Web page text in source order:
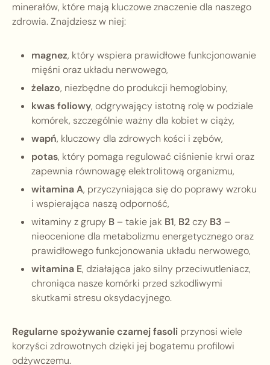
minerałów, które mają kluczowe znaczenie dla naszego
zdrowia. Znajdziesz w niej:
magnez, który wspiera prawidłowe funkcjonowanie
mięśni oraz układu nerwowego,
żelazo, niezbędne do produkcji hemoglobiny,
kwas foliowy, odgrywający istotną rolę w podziale
komórek, szczególnie ważny dla kobiet w ciąży,
wapń, kluczowy dla zdrowych kości i zębów,
potas, który pomaga regulować ciśnienie krwi oraz
zapewnia równowagę elektrolitową organizmu,
witamina A, przyczyniająca się do poprawy wzroku
i wspierająca naszą odporność,
witaminy z grupy B– takie jak B1, B2czy B3 –
nieocenione dla metabolizmu energetycznego oraz
prawidłowego funkcjonowania układu nerwowego,
witamina E, działająca jako silny przeciwutleniacz,
chroniąca nasze komórki przed szkodliwymi
skutkami stresu oksydacyjnego.
Regularne spożywanie czarnej fasoli przynosi wiele
korzyści zdrowotnych dzięki jej bogatemu profilowi
odżywczemu.